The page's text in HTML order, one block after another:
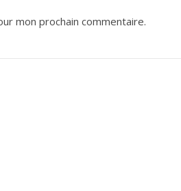
mon prochain commentaire.